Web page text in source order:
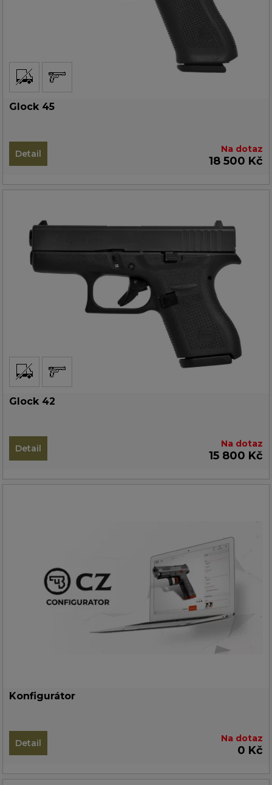
Glock 45
Detail Na dotaz
18 500 Kč
Glock 42
Detail Na dotaz
15 800 Kč
Konfigurátor
Detail Na dotaz
0 Kč